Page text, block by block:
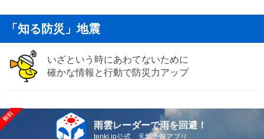
「知る防災」地震
いざという時にあわてないために
確かな情報と行動で防災力アップ
雨雲レーダーで雨を回避！
tenki.jp公式 天気予報アプリ